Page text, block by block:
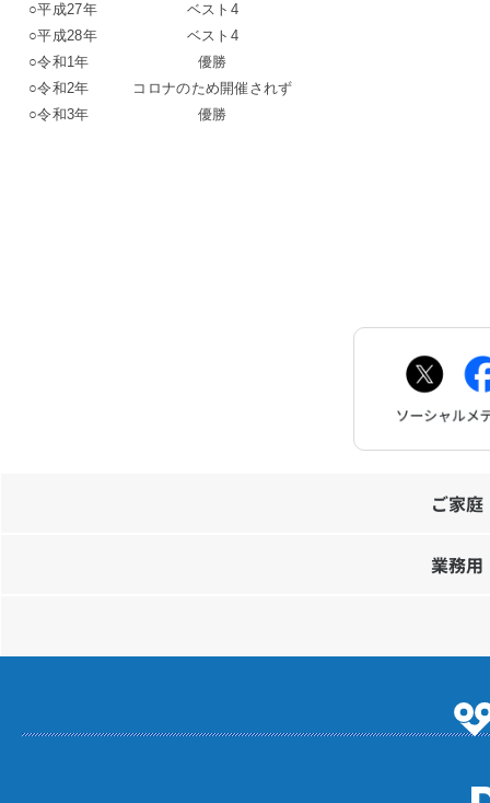
○平成27年
ベスト4
○平成28年
ベスト4
○令和1年
優勝
○令和2年
コロナのため開催されず
○令和3年
優勝
ご家
業務用